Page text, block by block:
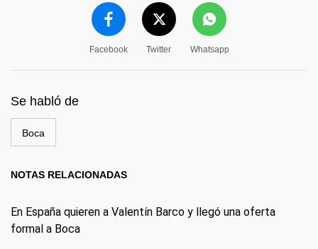
Facebook Twitter Whatsapp
Se habló de
Boca
NOTAS RELACIONADAS
En España quieren a Valentín Barco y llegó una oferta
formal a Boca